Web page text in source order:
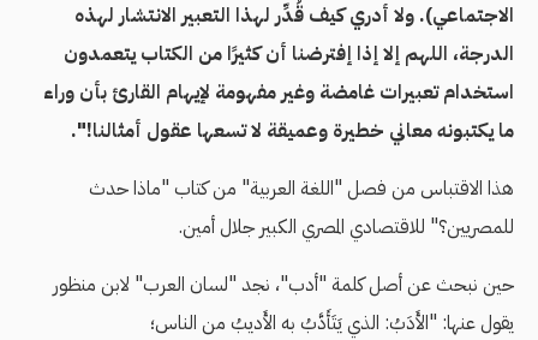
الاجتماعي). ولا أدري كيف قُدِّر لهذا التعبير الانتشار لهذه
الدرجة، اللهم إلا إذا إفترضنا أن كثيرًا من الكتاب يتعمدون
استخدام تعبيرات غامضة وغير مفهومة لإيهام القارئ بأن وراء
ما يكتبونه معاني خطيرة وعميقة لا تسعها عقول أمثالنا!".
هذا الاقتباس من فصل "اللغة العربية" من كتاب "ماذا حدث
للمصريين؟" للاقتصادي المصري الكبير جلال أمين.
حين نبحث عن أصل كلمة "أدب"، نجد "لسان العرب" لابن منظور
يقول عنها: "الأَدَبُ: الذي يَتَأَدَّبُ به الأَديبُ من الناس؛